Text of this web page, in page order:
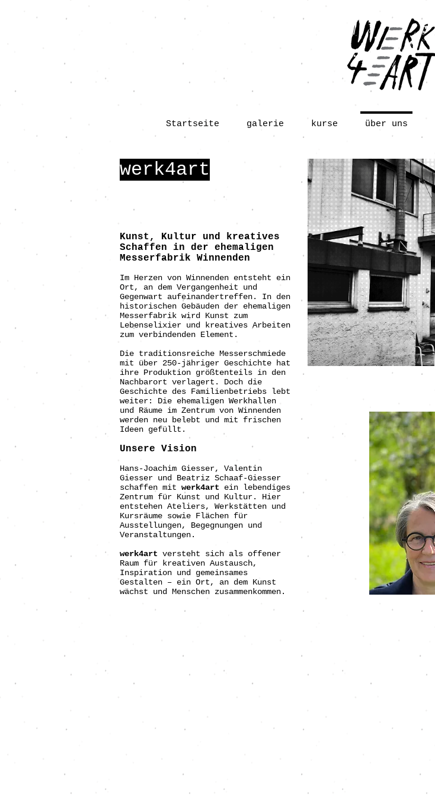
Startseite galerie kurse über uns
werk4art
Kunst, Kultur und kreatives
Schaffen in der ehemaligen
Messerfabrik Winnenden
Im Herzen von Winnenden entsteht ein
Ort, an dem Vergangenheit und
Gegenwart aufeinandertreffen. In den
historischen Gebäuden der ehemaligen
Messerfabrik wird Kunst zum
Lebenselixier und kreatives Arbeiten
zum verbindenden Element.
Die traditionsreiche Messerschmiede
mit über 250-jähriger Geschichte hat
ihre Produktion größtenteils in den
Nachbarort verlagert. Doch die
Geschichte des Familienbetriebs lebt
weiter: Die ehemaligen Werkhallen
und Räume im Zentrum von Winnenden
werden neu belebt und mit frischen
Ideen gefüllt.
Unsere Vision
Hans-Joachim Giesser, Valentin
Giesser und Beatriz Schaaf-Giesser
schaffen mit werk4art ein lebendiges
Zentrum für Kunst und Kultur. Hier
entstehen Ateliers, Werkstätten und
Kursräume sowie Flächen für
Ausstellungen, Begegnungen und
Veranstaltungen.
werk4art versteht sich als offener
Raum für kreativen Austausch,
Inspiration und gemeinsames
Gestalten – ein Ort, an dem Kunst
wächst und Menschen zusammenkommen.